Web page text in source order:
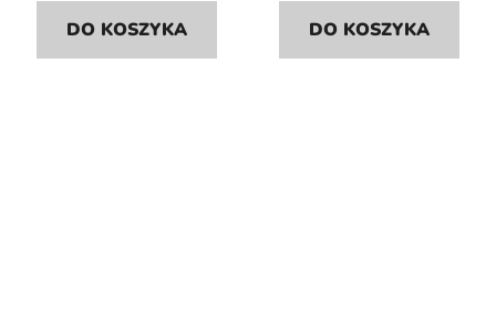
DO KOSZYKA DO KOSZYKA